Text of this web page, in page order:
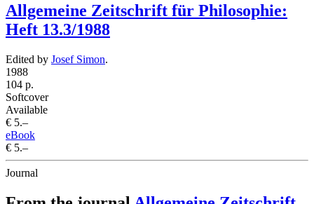
Allgemeine Zeitschrift für Philosophie:
Heft 13.3/1988
Edited by Josef Simon.
1988
104 p.
Softcover
Available
€ 5.–
eBook
€ 5.–
Journal